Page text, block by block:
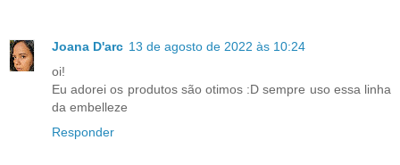
Joana D'arc 13 de agosto de 2022 às 10:24
oi!
Eu adorei os produtos são otimos :D sempre uso essa linha
da embelleze
Responder